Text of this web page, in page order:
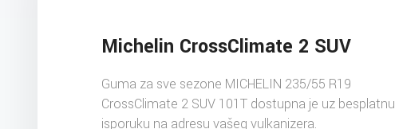
Michelin CrossClimate 2 SUV
Guma za sve sezone MICHELIN 235/55 R19
CrossClimate 2 SUV 101T dostupna je uz besplatnu
isporuku na adresu vašeg vulkanizera.